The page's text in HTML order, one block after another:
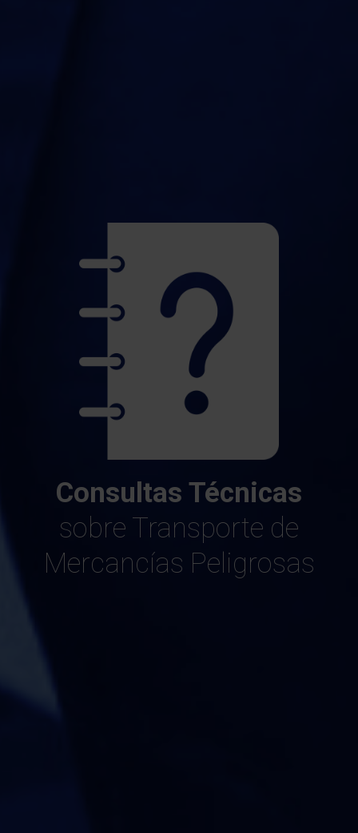
Consultas Técnicas
sobre Transporte de
Mercancías Peligrosas